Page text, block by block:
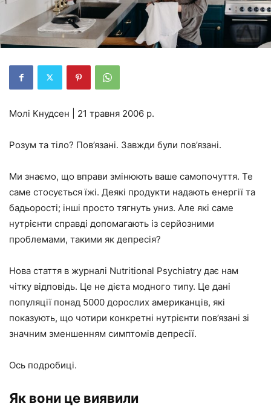
Молі Кнудсен | 21 травня 2006 р.
Розум та тіло? Пов’язані. Завжди були пов’язані.
Ми знаємо, що вправи змінюють ваше самопочуття. Те
саме стосується їжі. Деякі продукти надають енергії та
бадьорості; інші просто тягнуть униз. Але які саме
нутрієнти справді допомагають із серйозними
проблемами, такими як депресія?
Нова стаття в журналі Nutritional Psychiatry дає нам
чітку відповідь. Це не дієта модного типу. Це дані
популяції понад 5000 дорослих американців, які
показують, що чотири конкретні нутрієнти пов’язані зі
значним зменшенням симптомів депресії.
Ось подробиці.
Як вони це виявили